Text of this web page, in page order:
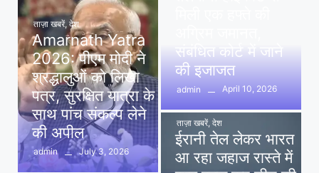
ताज़ा खबरें, देश
Amarnath Yatra
2026: पीएम मोदी ने
श्रद्धालुओं को लिखा
पत्र, सुरक्षित यात्रा के
साथ पांच संकल्प लेने
की अपील
admin July 3, 2026
संबंधित कोर्ट में जाने
की इजाजत
admin April 10, 2026
ताज़ा खबरें, देश
ईरानी तेल लेकर भारत
आ रहा जहाज रास्ते में